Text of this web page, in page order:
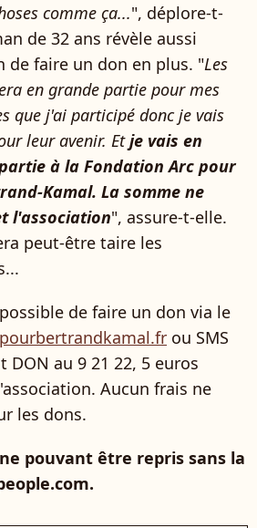
comme ça...", déplore-t-
de 32 ans révèle aussi
de faire un don en plus. "Les
en grande partie pour mes
que j'ai participé donc je vais
leur avenir. Etje vais en
à la Fondation Arc pour
Kamal. La somme ne
l'association", assure-t-elle.
peut-être taire les
de faire un don via le
ou SMS
DON au 9 21 22, 5 euros
Aucun frais ne
les dons.
pouvant être repris sans la